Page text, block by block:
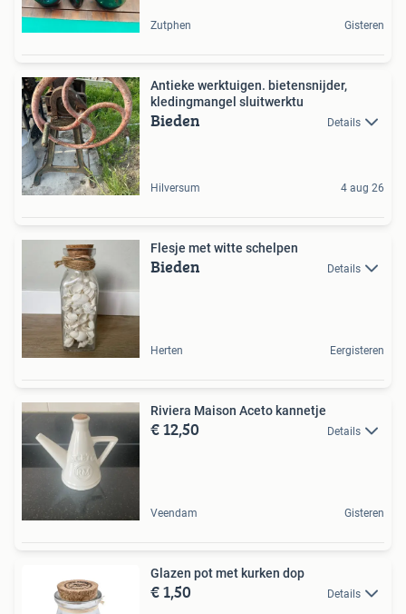
Zutphen Gisteren
Antieke werktuigen. bietensnijder,
kledingmangel sluitwerktu
Bieden Details
Hilversum 4 aug 26
Flesje met witte schelpen
Bieden Details
Herten Eergisteren
Riviera Maison Aceto kannetje
€ 12,50 Details
Veendam Gisteren
Glazen pot met kurken dop
€ 1,50 Details